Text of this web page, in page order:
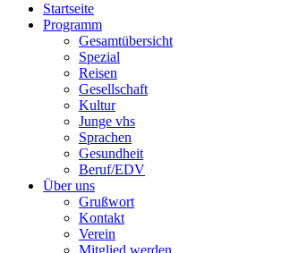
Startseite
Programm
Gesamtübersicht
Spezial
Reisen
Gesellschaft
Kultur
Junge vhs
Sprachen
Gesundheit
Beruf/EDV
Über uns
Grußwort
Kontakt
Verein
Mitglied werden